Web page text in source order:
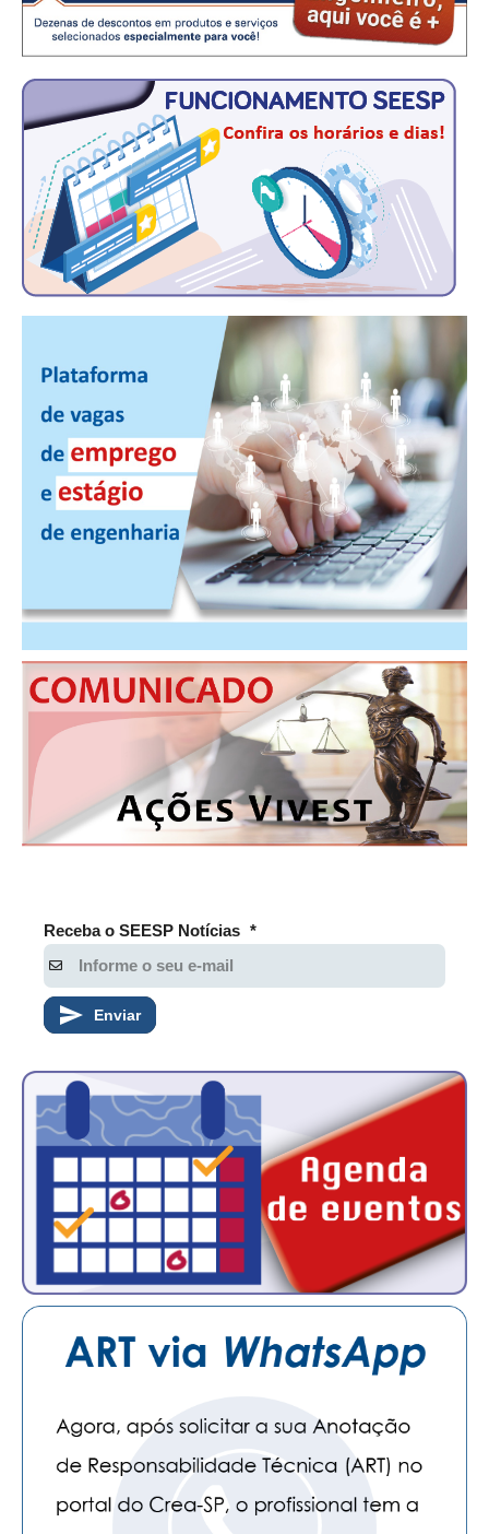
Receba o SEESP Notícias *
Enviar